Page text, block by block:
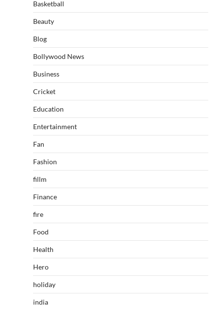
Basketball
Beauty
Blog
Bollywood News
Business
Cricket
Education
Entertainment
Fan
Fashion
fillm
Finance
fire
Food
Health
Hero
holiday
india